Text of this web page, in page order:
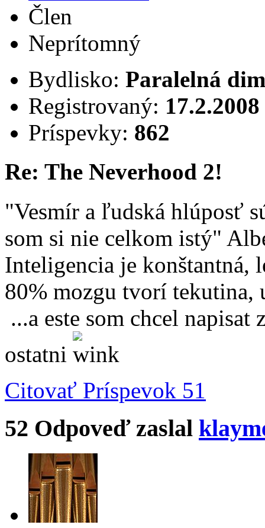
Člen
Neprítomný
Bydlisko: Paralelná
Registrovaný: 17.2.2008
Príspevky: 862
Re: The Neverhood 2!
"Vesmír a ľudská hlúposť
som si nie celkom istý"
Inteligencia je konštantná,
80% mozgu tvorí
...a este som chcel
ostatni
Citovať Príspevok 51
52 Odpoveď zaslal